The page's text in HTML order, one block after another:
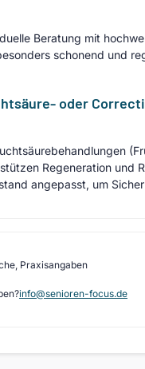
Beratung mit
schonend und
oder
Regeneration und
angepasst, um
Praxisangaben
info@senioren-focus.de